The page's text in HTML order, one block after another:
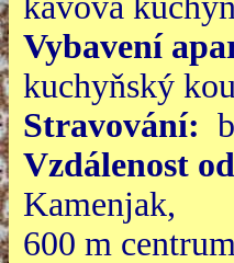
Vybavení
kuchyňský
Stravování:
Vzdálenost
Kamenjak,
600 m